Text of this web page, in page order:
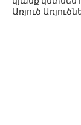
Առյուծ